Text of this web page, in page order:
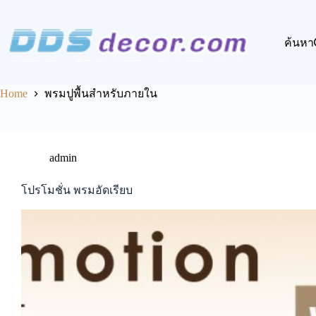
content
ค้นหา
Home พรมปูพื้นสำหรับภายใน
admin
โปรโมชั่น พรมอัดเรียบ